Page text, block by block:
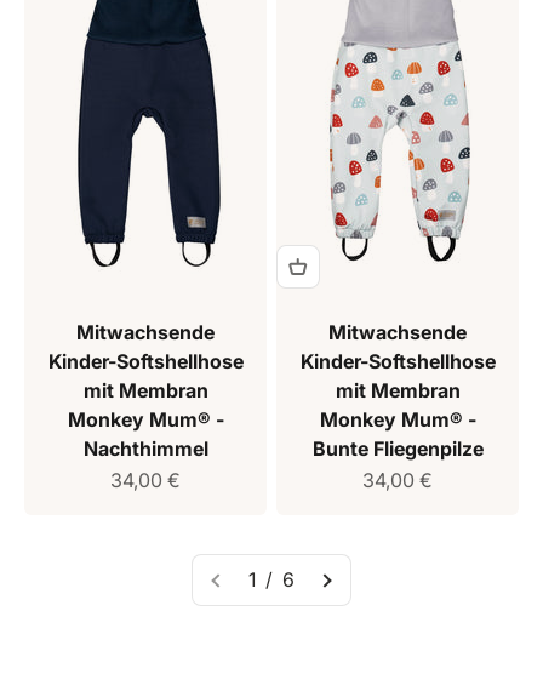
Mitwachsende
Kinder-Softshellhose
mit Membran
Monkey Mum® -
Nachthimmel
Verkaufspreis
34,00 €
Mitwachsende
Kinder-Softshellhose
mit Membran
Monkey Mum® -
Bunte Fliegenpilze
Verkaufspreis
34,00 €
1 / 6